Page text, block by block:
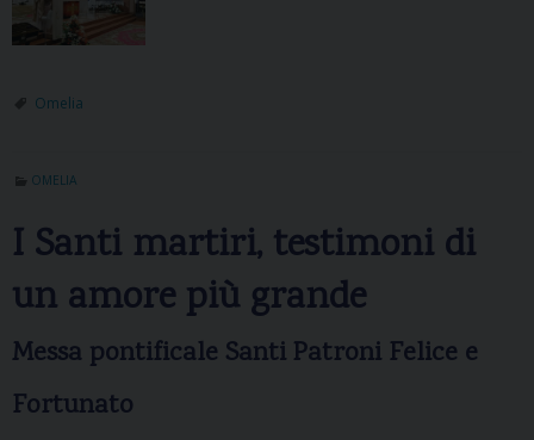
Omelia
OMELIA
I Santi martiri, testimoni di
un amore più grande
Messa pontificale Santi Patroni Felice e
Fortunato